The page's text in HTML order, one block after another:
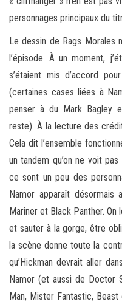
personnages principaux du
Le dessin de Rags Morales
l’épisode. À un moment,
s’étaient mis d’accord
(certaines cases liées à
penser à du Mark Bagley
reste). À la lecture des
Cela dit l’ensemble
un tandem qu’on ne voit
ce sont un peu des
Namor apparaît désormais
Mariner et Black Panther.
et sauter à la gorge, être
la scène donne toute la
qu’Hickman devrait aller
Namor (et aussi de Doctor
Man, Mister Fantastic,